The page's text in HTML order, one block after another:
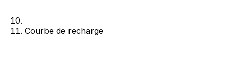
Courbe de recharge